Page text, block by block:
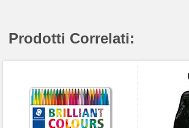
Prodotti Correlati: